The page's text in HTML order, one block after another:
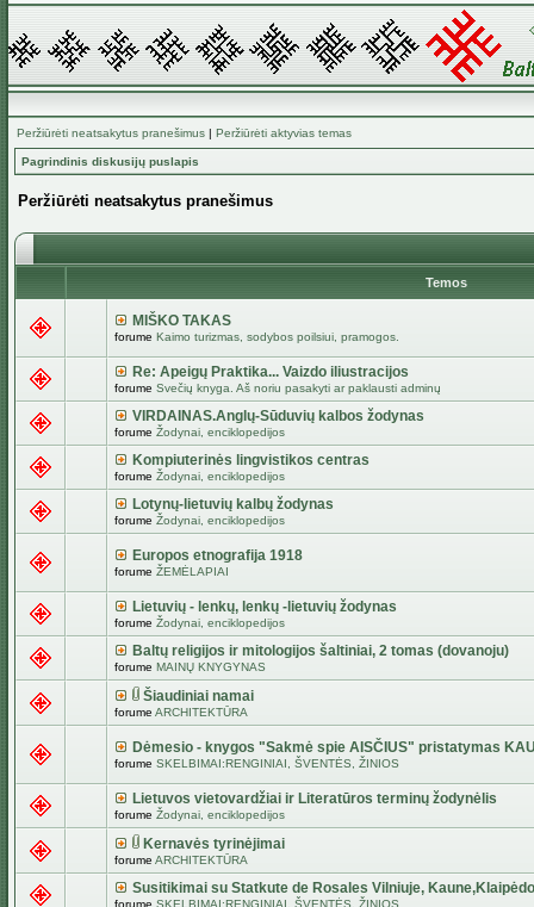
Peržiūrėti neatsakytus pranešimus | Peržiūrėti aktyvias temas
Pagrindinis diskusijų puslapis
Peržiūrėti neatsakytus pranešimus
Temos
MIŠKO TAKAS
forume Kaimo turizmas, sodybos poilsiui, pramogos.
Re: Apeigų Praktika... Vaizdo iliustracijos
forume Svečių knyga. Aš noriu pasakyti ar paklausti adminų
VIRDAINAS.Anglų-Sūduvių kalbos žodynas
forume Žodynai, enciklopedijos
Kompiuterinės lingvistikos centras
forume Žodynai, enciklopedijos
Lotynų-lietuvių kalbų žodynas
forume Žodynai, enciklopedijos
Europos etnografija 1918
forume ŽEMĖLAPIAI
Lietuvių - lenkų, lenkų -lietuvių žodynas
forume Žodynai, enciklopedijos
Baltų religijos ir mitologijos šaltiniai, 2 tomas (dovanoju)
forume MAINŲ KNYGYNAS
Šiaudiniai namai
forume ARCHITEKTŪRA
Dėmesio - knygos "Sakmė spie AISČIUS" pristatymas
forume SKELBIMAI:RENGINIAI, ŠVENTĖS, ŽINIOS
Lietuvos vietovardžiai ir Literatūros terminų žodynėlis
forume Žodynai, enciklopedijos
Kernavės tyrinėjimai
forume ARCHITEKTŪRA
Susitikimai su Statkute de Rosales Vilniuje,
forume SKELBIMAI:RENGINIAI, ŠVENTĖS, ŽINIOS